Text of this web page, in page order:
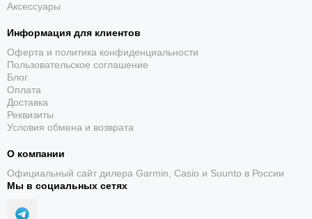
Аксессуары
Информация для клиентов
Оферта и политика конфиденциальности
Пользовательское соглашение
Блог
Оплата
Доставка
Реквизиты
Условия обмена и возврата
О компании
Официальный сайт дилера Garmin, Casio и Suunto в России
Мы в социальных сетях